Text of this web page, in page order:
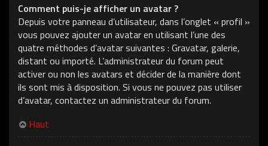
Comment puis-je afficher un avatar ?
Depuis votre panneau d’utilisateur, dans l’onglet « profil »
vous pouvez ajouter un avatar en utilisant l’une des
quatre méthodes d’avatar suivantes : Gravatar, galerie,
distant ou importé. L’administrateur du forum peut
activer ou non les avatars et décider de la manière dont
ils sont mis à disposition. Si vous ne pouvez pas utiliser
d’avatar, contactez un administrateur du forum.
Haut